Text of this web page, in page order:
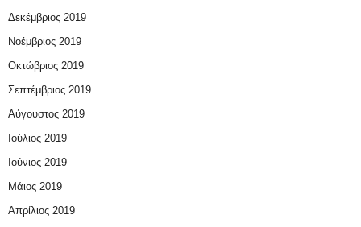
Δεκέμβριος 2019
Νοέμβριος 2019
Οκτώβριος 2019
Σεπτέμβριος 2019
Αύγουστος 2019
Ιούλιος 2019
Ιούνιος 2019
Μάιος 2019
Απρίλιος 2019